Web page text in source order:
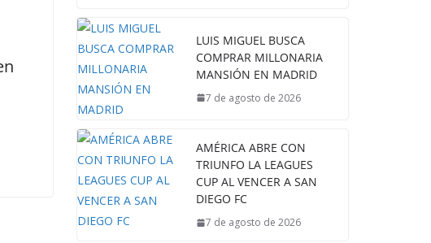
LUIS MIGUEL BUSCA
COMPRAR MILLONARIA
MANSIÓN EN MADRID
7 de agosto de 2026
AMÉRICA ABRE CON
TRIUNFO LA LEAGUES
CUP AL VENCER A SAN
DIEGO FC
7 de agosto de 2026